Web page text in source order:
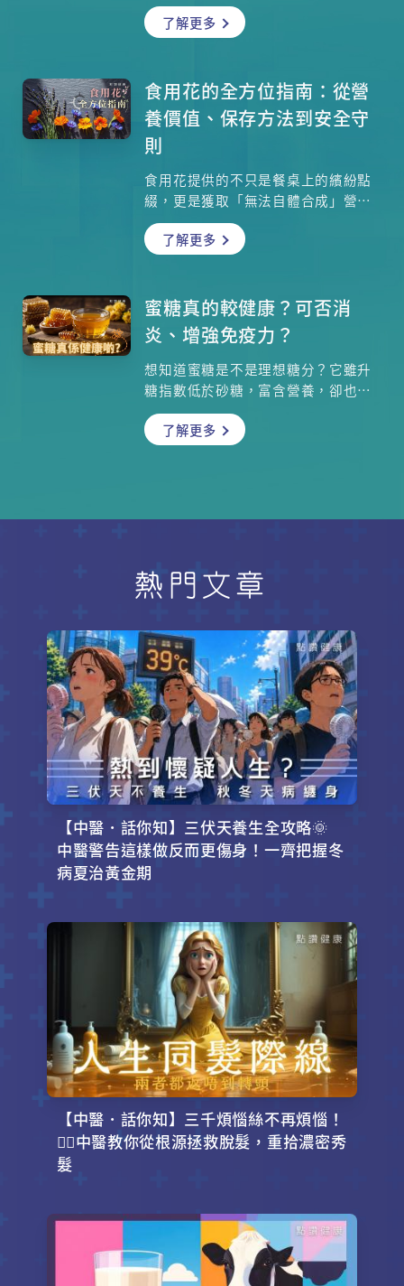
藏著獨特的風味與口感。你知道嗎？
肉臉色紅潤」。除此之外，牛肉中的
鋅元素還是抗氧化的重要推手，能幫
助我們對抗自由基、延緩老化。但許
多人擔心吃牛肉會增加膽固醇，對心
臟造成負擔，這究竟是迷思還是事
實？本文將帶你深入探索牛肉的營養
價值，破解常見健康迷思，並從港大
醫學院院長的專業角度，學習如何在
享受美味的同時，吃得健康又安心。
篇完整攻略都將顛覆你對牛肉的想
像！
了解更多
食用花的全方位指南：從營
養價值、保存方法到安全守
則
食用花提供的不只是餐桌上的繽紛點
綴，更是獲取「無法自體合成」營養
素的天然途徑。從抗氧化到護眼功
效，這些花卉以最優雅的方式為健康
了解更多
蜜糖真的較健康？可否消
炎、增強免疫力？
想知道蜜糖是不是理想糖分？它雖升
糖指數低於砂糖，富含營養，卻也有
高卡路裏風險。世衛組織建議每日糖
分攝取量是多少？蜜糖真能增強免疫
了解更多
熱門文章
【中醫．話你知】三伏天養生全攻略🌞
中醫警告這樣做反而更傷身！一齊把握冬
病夏治黃金期
【中醫．話你知】三千煩惱絲不再煩惱！
💇‍♂️中醫教你從根源拯救脫髮，重拾濃密秀
髮